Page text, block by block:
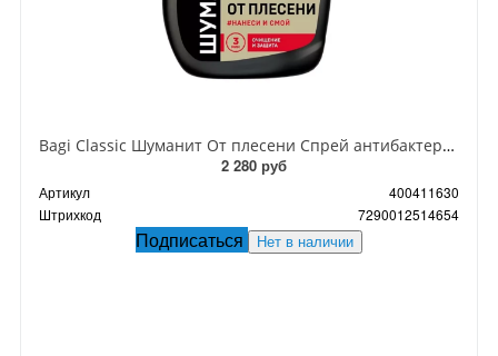
Bagi Classic Шуманит От плесени Спрей антибактериальный для удаления черной плесени, грибка, пятен сырости и мха 400 мл
2 280 руб
Артикул
400411630
Штрихкод
7290012514654
Подписаться Нет в наличии